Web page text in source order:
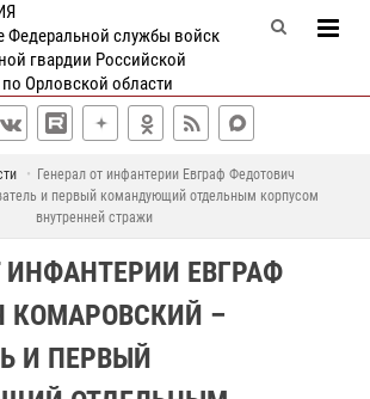
Федеральной службы войск
гвардии Российской
Орловской области
Генерал от инфантерии Евграф Федотович
и первый командующий отдельным корпусом
внутренней стражи
ИНФАНТЕРИИ ЕВГРАФ
КОМАРОВСКИЙ –
И ПЕРВЫЙ